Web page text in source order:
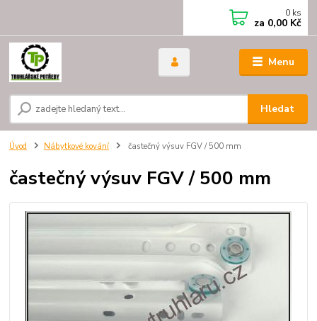
Menu
Hledat
0 ks
za 0,00 Kč
Úvod Nábytkové kování častečný výsuv FGV / 500 mm
častečný výsuv FGV / 500 mm